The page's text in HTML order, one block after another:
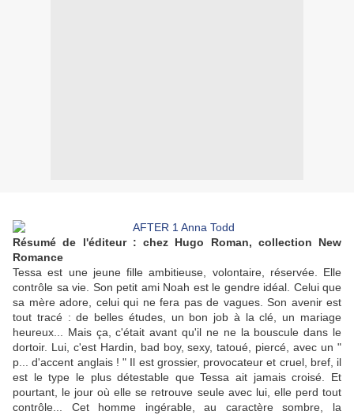
Résumé de l'éditeur : chez Hugo Roman, collection New
Romance
Tessa est une jeune fille ambitieuse, volontaire, réservée. Elle
contrôle sa vie. Son petit ami Noah est le gendre idéal. Celui que
sa mère adore, celui qui ne fera pas de vagues. Son avenir est
tout tracé : de belles études, un bon job à la clé, un mariage
heureux... Mais ça, c'était avant qu'il ne ne la bouscule dans le
dortoir. Lui, c'est Hardin, bad boy, sexy, tatoué, piercé, avec un "
p... d'accent anglais ! " Il est grossier, provocateur et cruel, bref, il
est le type le plus détestable que Tessa ait jamais croisé. Et
pourtant, le jour où elle se retrouve seule avec lui, elle perd tout
contrôle... Cet homme ingérable, au caractère sombre, la